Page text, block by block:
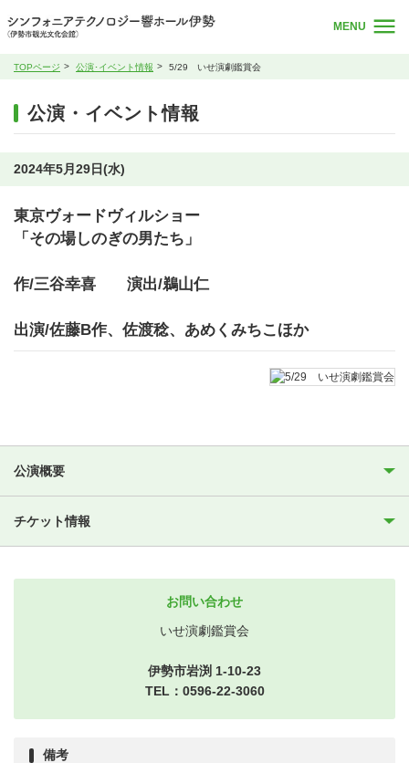
MENU
TOPページ 公演･イベント情報 5/29 いせ演劇鑑賞会
公演・イベント情報
2024年5月29日(水)
東京ヴォードヴィルショー
「その場しのぎの男たち」
作/三谷幸喜 演出/鵜山仁
出演/佐藤B作、佐渡稔、あめくみちこほか
公演概要
チケット情報
お問い合わせ
いせ演劇鑑賞会
伊勢市岩渕 1-10-23
TEL：0596-22-3060
備考